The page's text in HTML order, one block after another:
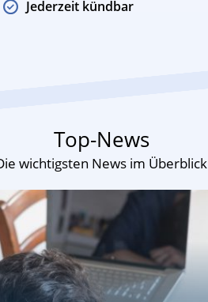
Jederzeit kündbar
Top-News
wichtigsten News im Überblick